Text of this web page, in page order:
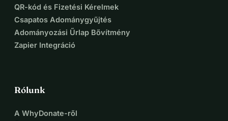
lovat, szintén meghívást kapnak egy hétvégére vagy
tovább.
QR-kód és Fizetési Kérelmek
Csapatos Adománygyűjtés
Adományozási Űrlap Bővítmény
Zapier Integráció
Rólunk
A WhyDonate-ről